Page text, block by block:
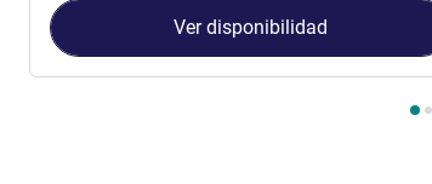
Ver disponibilidad